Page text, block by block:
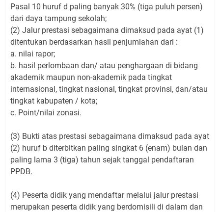
Pasal 10 huruf d paling banyak 30% (tiga puluh persen)
dari daya tampung sekolah;
(2) Jalur prestasi sebagaimana dimaksud pada ayat (1)
ditentukan berdasarkan hasil penjumlahan dari :
a. nilai rapor;
b. hasil perlombaan dan/ atau penghargaan di bidang
akademik maupun non-akademik pada tingkat
internasional, tingkat nasional, tingkat provinsi, dan/atau
tingkat kabupaten / kota;
c. Point/nilai zonasi.
(3) Bukti atas prestasi sebagaimana dimaksud pada ayat
(2) huruf b diterbitkan paling singkat 6 (enam) bulan dan
paling lama 3 (tiga) tahun sejak tanggal pendaftaran
PPDB.
(4) Peserta didik yang mendaftar melalui jalur prestasi
merupakan peserta didik yang berdomisili di dalam dan